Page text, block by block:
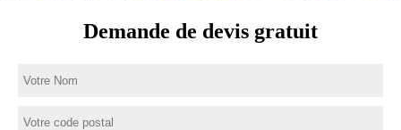
Demande de devis gratuit